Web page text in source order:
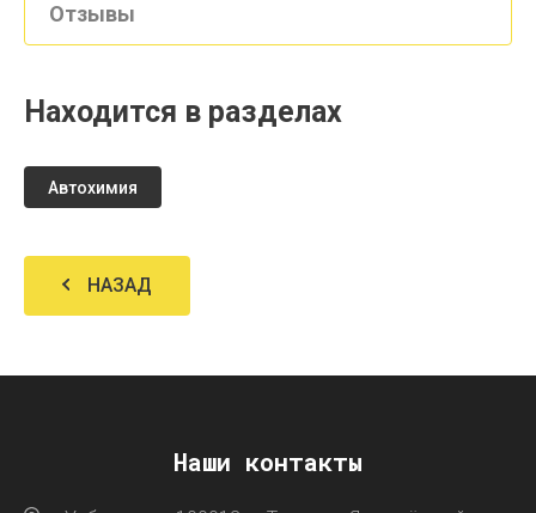
Отзывы
Находится в разделах
Автохимия
НАЗАД
Наши контакты